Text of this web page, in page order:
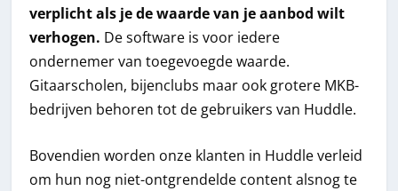
verplicht als je de waarde van je aanbod wilt
verhogen. De software is voor iedere
ondernemer van toegevoegde waarde.
Gitaarscholen, bijenclubs maar ook grotere MKB-
bedrijven behoren tot de gebruikers van Huddle.
Bovendien worden onze klanten in Huddle verleid
om hun nog niet-ontgrendelde content alsnog te